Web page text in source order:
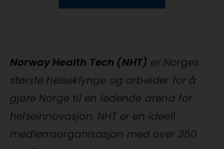
Norway Health Tech (NHT) er Norges
største helseklynge og arbeider for å
gjøre Norge til en ledende arena for
helseinnovasjon. NHT er en ideell
medlemsorganisasjon med over 350